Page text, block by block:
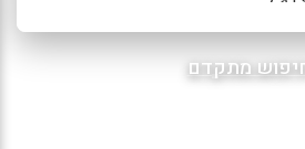
מתקדם